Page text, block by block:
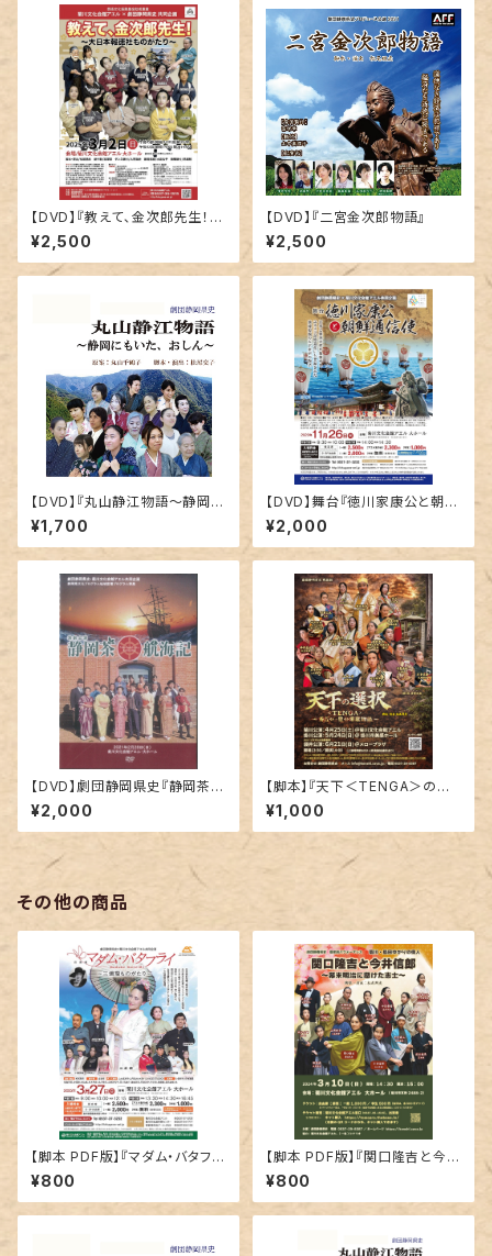
【DVD】『教えて､金次郎先生！～
大日本報徳社ものがたり～』
¥2,500
【DVD】『二宮金次郎物語』
¥2,500
【DVD】『丸山静江物語～静岡に
もいた、おしん～』
¥1,700
【DVD】舞台『徳川家康公と朝鮮
通信使』
¥2,000
【DVD】劇団静岡県史『静岡茶●
航海記』
¥2,000
【脚本】『天下＜TENGA＞の選
択～秀吉⇔一豊⇔家康物語～』
¥1,000
その他の商品
【脚本 PDF版】『マダム・バタフラ
イ～三浦環ものがたり～』
¥800
【脚本 PDF版】『関口隆吉と今井
信郎～幕末明治に懸けた志士
～』
¥800